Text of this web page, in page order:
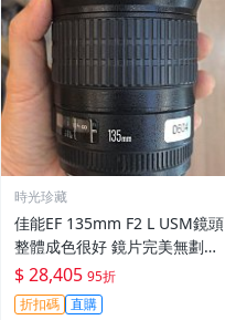
時光珍藏
佳能EF 135mm F2 L USM鏡頭
整體成色很好 鏡片完美無劃痕
功能一切正常 無拆修無-3430
$ 28,405 95折
折扣碼 直購